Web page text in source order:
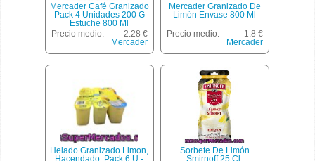
Mercader Café Granizado
Pack 4 Unidades 200 G
Estuche 800 Ml
Precio medio:
2.28 €
Mercader
Mercader Granizado De
Limón Envase 800 Ml
Precio medio:
1.8 €
Mercader
Helado Granizado Limon,
Hacendado, Pack 6 U -
Sorbete De Limón
Smirnoff 25 Cl.